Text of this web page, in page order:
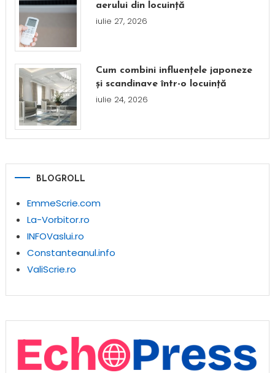
aerului din locuință
iulie 27, 2026
Cum combini influențele japoneze
și scandinave într-o locuință
iulie 24, 2026
BLOGROLL
EmmeScrie.com
La-Vorbitor.ro
INFOVaslui.ro
Constanteanul.info
ValiScrie.ro